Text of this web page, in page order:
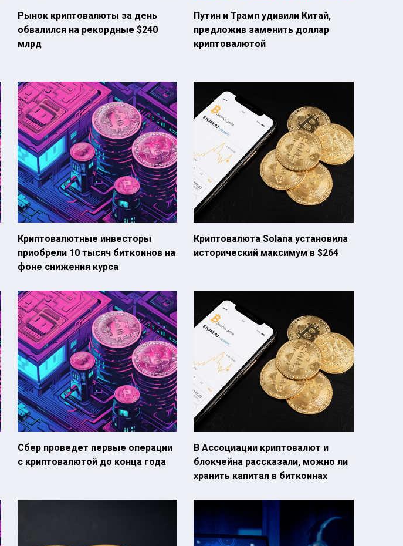
Рынок криптовалюты за день
обвалился на рекордные $240
млрд
Путин и Трамп удивили Китай,
предложив заменить доллар
криптовалютой
Криптовалютные инвесторы
приобрели 10 тысяч биткоинов на
фоне снижения курса
Криптовалюта Solana установила
исторический максимум в $264
Сбер проведет первые операции
с криптовалютой до конца года
В Ассоциации криптовалют и
блокчейна рассказали, можно ли
хранить капитал в биткоинах